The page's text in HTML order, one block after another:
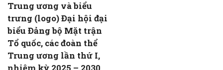
Trung ương và biểu
trưng (logo) Đại hội đại
biểu Đảng bộ Mặt trận
Tổ quốc, các đoàn thể
Trung ương lần thứ I,
nhiệm kỳ 2025 – 2030